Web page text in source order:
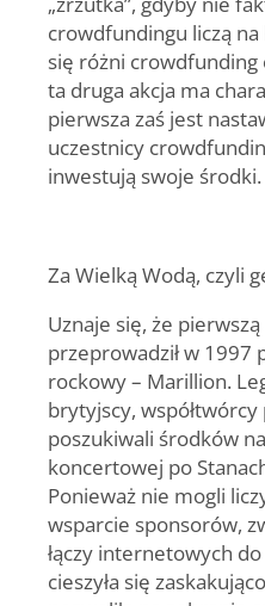
crowdfundingu liczą
się różni
ta druga akcja ma
pierwsza zaś jest
uczestnicy
inwestują swoje środki.
Za Wielką Wodą, czyli
Uznaje się, że
przeprowadził w 1997
rockowy – Marillion.
brytyjscy,
poszukiwali środków
koncertowej po
Ponieważ nie mogli
wsparcie sponsorów,
łączy internetowych
cieszyła się